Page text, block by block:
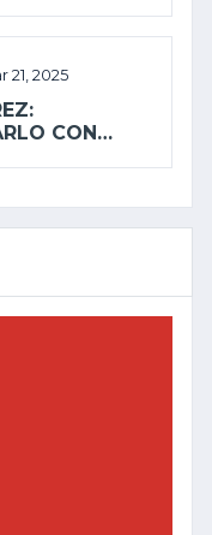
21, 2025
CON…